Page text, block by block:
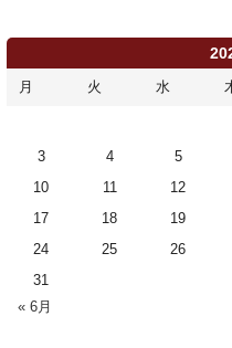
月 火 水
« 6月
3
4 5
10
11 12
17
18 19
24
25 26
31